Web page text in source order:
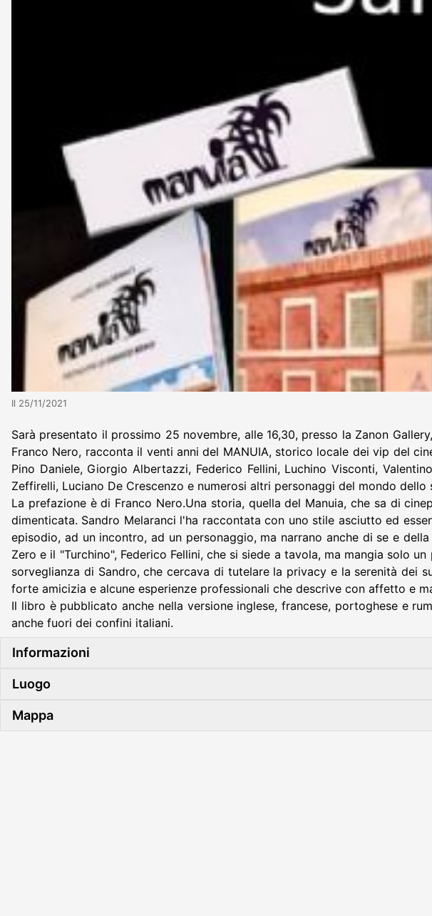
Il 25/11/2021
Sarà presentato il prossimo 25 novembre, alle 16,30, presso la Zanon
Franco Nero, racconta il venti anni del MANUIA, storico locale dei vip del
Pino Daniele, Giorgio Albertazzi, Federico Fellini, Luchino Visconti,
Zeffirelli, Luciano De Crescenzo e numerosi altri personaggi del mondo
La prefazione è di Franco Nero.Una storia, quella del Manuia, che sa di
dimenticata. Sandro Melaranci l'ha raccontata con uno stile asciutto ed
episodio, ad un incontro, ad un personaggio, ma narrano anche di se e
Zero e il "Turchino", Federico Fellini, che si siede a tavola, ma mangia solo
sorveglianza di Sandro, che cercava di tutelare la privacy e la serenità
forte amicizia e alcune esperienze professionali che descrive con affetto e
Il libro è pubblicato anche nella versione inglese, francese, portoghese e
anche fuori dei confini italiani.
Informazioni
Luogo
Mappa